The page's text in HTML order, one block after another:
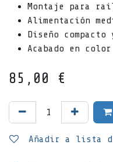
Montaje para
Alimentación
Diseño
Acabado en
85,00 €
Añadir a lista